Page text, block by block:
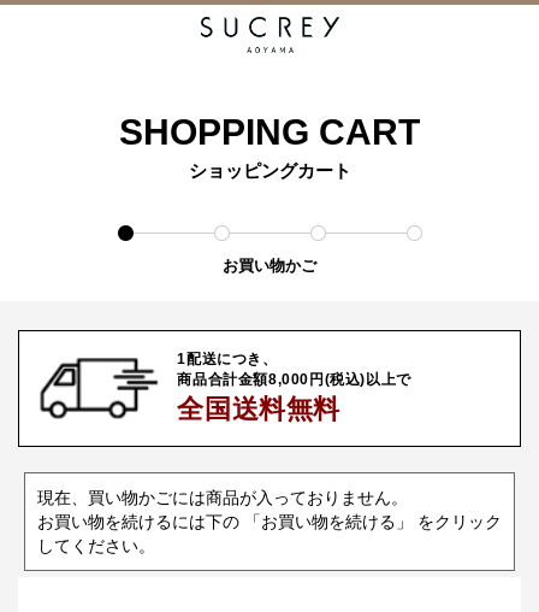
SHOPPING CART
ショッピングカート
お買い物かご
1配送につき、
商品合計金額8,000円(税込)以上で
全国送料無料
現在、買い物かごには商品が入っておりません。
お買い物を続けるには下の 「お買い物を続ける」 をクリック
してください。